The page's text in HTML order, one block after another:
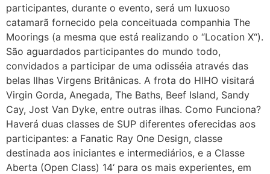
participantes, durante o evento, será um luxuoso
catamarã fornecido pela conceituada companhia The
Moorings (a mesma que está realizando o “Location X“).
São aguardados participantes do mundo todo,
convidados a participar de uma odisséia através das
belas Ilhas Virgens Britânicas. A frota do HIHO visitará
Virgin Gorda, Anegada, The Baths, Beef Island, Sandy
Cay, Jost Van Dyke, entre outras ilhas. Como Funciona?
Haverá duas classes de SUP diferentes oferecidas aos
participantes: a Fanatic Ray One Design, classe
destinada aos iniciantes e intermediários, e a Classe
Aberta (Open Class) 14‘ para os mais experientes, em